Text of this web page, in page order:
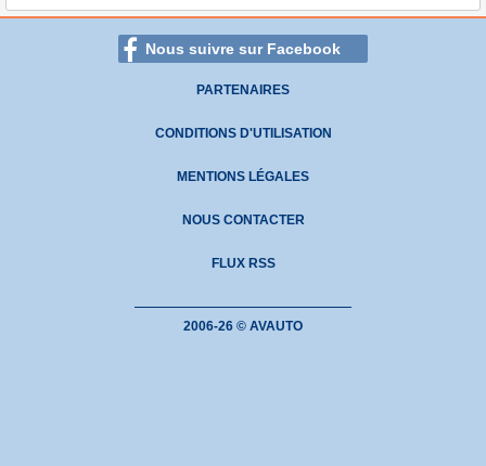
Nous suivre sur Facebook
PARTENAIRES
CONDITIONS D'UTILISATION
MENTIONS LÉGALES
NOUS CONTACTER
FLUX RSS
2006-26 © AVAUTO